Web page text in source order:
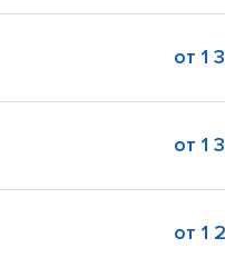
от 1
от 1
от 1